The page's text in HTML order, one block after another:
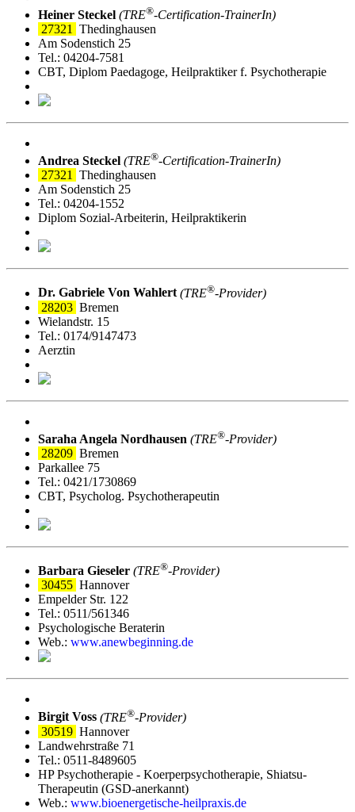
Heiner Steckel (TRE®‑Certification-TrainerIn)
27321
Thedinghausen
Am Sodenstich 25
Tel.: 04204-7581
CBT, Diplom Paedagoge, Heilpraktiker f. Psychotherapie
Andrea Steckel (TRE®‑Certification-TrainerIn)
27321
Thedinghausen
Am Sodenstich 25
Tel.: 04204-1552
Diplom Sozial-Arbeiterin, Heilpraktikerin
Dr. Gabriele Von Wahlert (TRE®‑Provider)
28203 Bremen
Wielandstr. 15
Tel.: 0174/9147473
Aerztin
Saraha Angela Nordhausen (TRE®‑Provider)
28209 Bremen
Parkallee 75
Tel.: 0421/1730869
CBT, Psycholog. Psychotherapeutin
Barbara Gieseler (TRE®‑Provider)
30455 Hannover
Empelder Str. 122
Tel.: 0511/561346
Psychologische Beraterin
Web.: www.anewbeginning.de
Birgit Voss (TRE®‑Provider)
30519 Hannover
Landwehrstraße 71
Tel.: 0511-8489605
HP Psychotherapie - Koerperpsychotherapie, Shiatsu-
Therapeutin (GSD-anerkannt)
Web.: www.bioenergetische-heilpraxis.de